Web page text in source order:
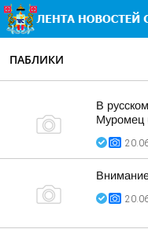
ПАБЛИКИ
В
Муромец